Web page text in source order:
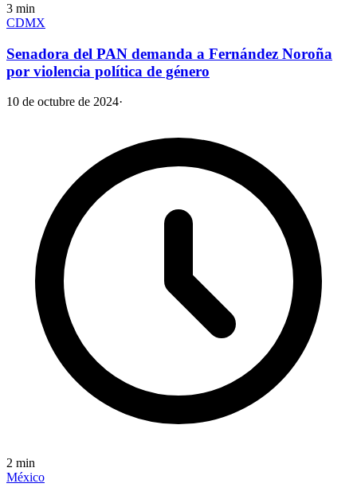
3 min
CDMX
Senadora del PAN demanda a Fernández Noroña
por violencia política de género
10 de octubre de 2024·
2 min
México